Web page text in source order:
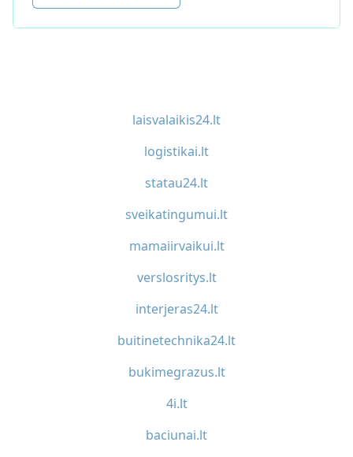
laisvalaikis24.lt
logistikai.lt
statau24.lt
sveikatingumui.lt
mamaiirvaikui.lt
verslosritys.lt
interjeras24.lt
buitinetechnika24.lt
bukimegrazus.lt
4i.lt
baciunai.lt